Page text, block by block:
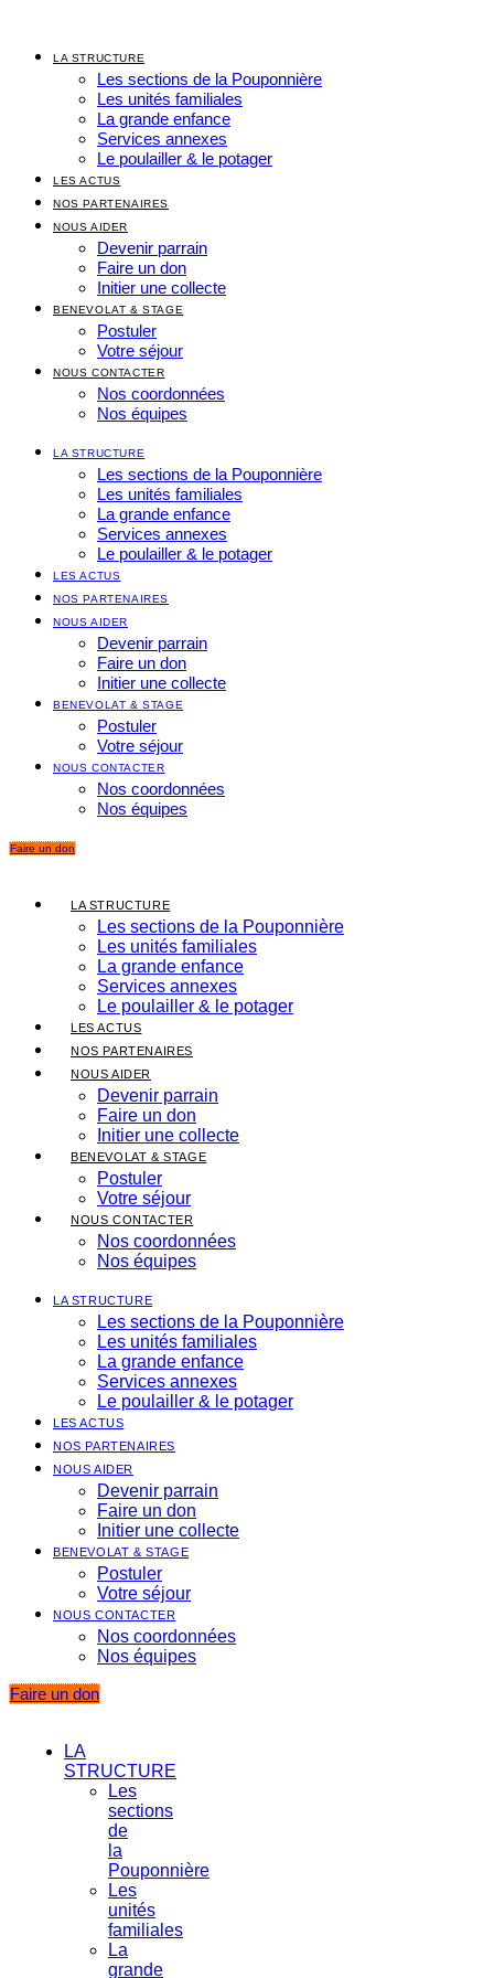
contenuLA STRUCTURE
Les sections de la Pouponnière
Les unités familiales
La grande enfance
Services annexes
Le poulailler & le potager
LES ACTUS
NOS PARTENAIRES
NOUS AIDER
Devenir parrain
Faire un don
Initier une collecte
BENEVOLAT & STAGE
Postuler
Votre séjour
NOUS CONTACTER
Nos coordonnées
Nos équipes
LA STRUCTURE
Les sections de la Pouponnière
Les unités familiales
La grande enfance
Services annexes
Le poulailler & le potager
LES ACTUS
NOS PARTENAIRES
NOUS AIDER
Devenir parrain
Faire un don
Initier une collecte
BENEVOLAT & STAGE
Postuler
Votre séjour
NOUS CONTACTER
Nos coordonnées
Nos équipes
Faire un don
LA STRUCTURE
Les sections de la Pouponnière
Les unités familiales
La grande enfance
Services annexes
Le poulailler & le potager
LES ACTUS
NOS PARTENAIRES
NOUS AIDER
Devenir parrain
Faire un don
Initier une collecte
BENEVOLAT & STAGE
Postuler
Votre séjour
NOUS CONTACTER
Nos coordonnées
Nos équipes
LA STRUCTURE
Les sections de la Pouponnière
Les unités familiales
La grande enfance
Services annexes
Le poulailler & le potager
LES ACTUS
NOS PARTENAIRES
NOUS AIDER
Devenir parrain
Faire un don
Initier une collecte
BENEVOLAT & STAGE
Postuler
Votre séjour
NOUS CONTACTER
Nos coordonnées
Nos équipes
Faire un don
LA
STRUCTURE
Les
sections
de
la
Pouponnière
Les
unités
familiales
La
grande